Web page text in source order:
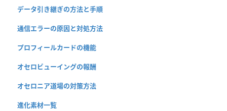
データ引き継ぎの方法と手順
通信エラーの原因と対処方法
プロフィールカードの機能
オセロビューイングの報酬
オセロニア道場の対策方法
進化素材一覧